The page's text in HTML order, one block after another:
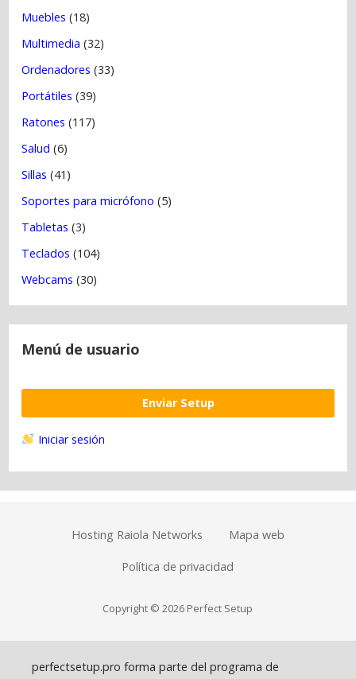
Muebles (18)
Multimedia (32)
Ordenadores (33)
Portátiles (39)
Ratones (117)
Salud (6)
Sillas (41)
Soportes para micrófono (5)
Tabletas (3)
Teclados (104)
Webcams (30)
Menú de usuario
Enviar Setup
Iniciar sesión
Hosting Raiola Networks Mapa web
Política de privacidad
Copyright © 2026 Perfect Setup
perfectsetup.pro forma parte del programa de